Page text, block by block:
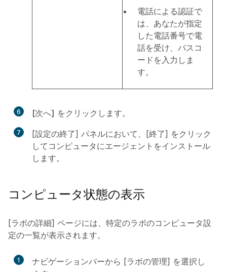
電話による認証で
は、あなたが指定
した電話番号で電
話を受け、パスコ
ードを入力しま
す。
6 [次へ] をクリックします。
7
[設定の終了] パネルにおいて、[終了] をクリック
してコンピュータにエージェントをインストール
します。
コンピュータ状態の表示
[ラボの詳細] ページには、特定のラボのコンピュータ設
定の一覧が表示されます。
1
ナビゲーションバーから [ラボの管理] を選択し